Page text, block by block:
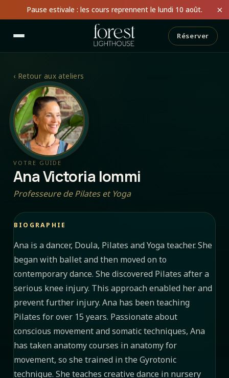
Pause estivale : les cours reprennent le lundi 10 août. ×
Réserver
‹ Retour aux ateliers
VOTRE GUIDE
Ana Victoria Iommi
Professeure de Pilates et Yoga
BIOGRAPHIE
Ana is a dancer, Doula, Pilates and Yoga teacher. She
began with ballet and then moved on to
contemporary dance. She discovered Pilates after a
serious knee injury. This approach enabled her and
prevent further injury. Ana has been teaching
Pilates for over 15 years. Passionate about
conscious movement and somatic techniques, Ana
has taken anatomy courses in anatomy for
movement, so she trained in the Gyrotonic
technique. She teaches creative dance in nursery